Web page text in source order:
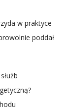
w praktyce
poddał